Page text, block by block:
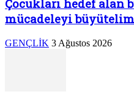
Çocukları hedef alan
mücadeleyi büyütelim
GENÇLİK 3 Ağustos 2026